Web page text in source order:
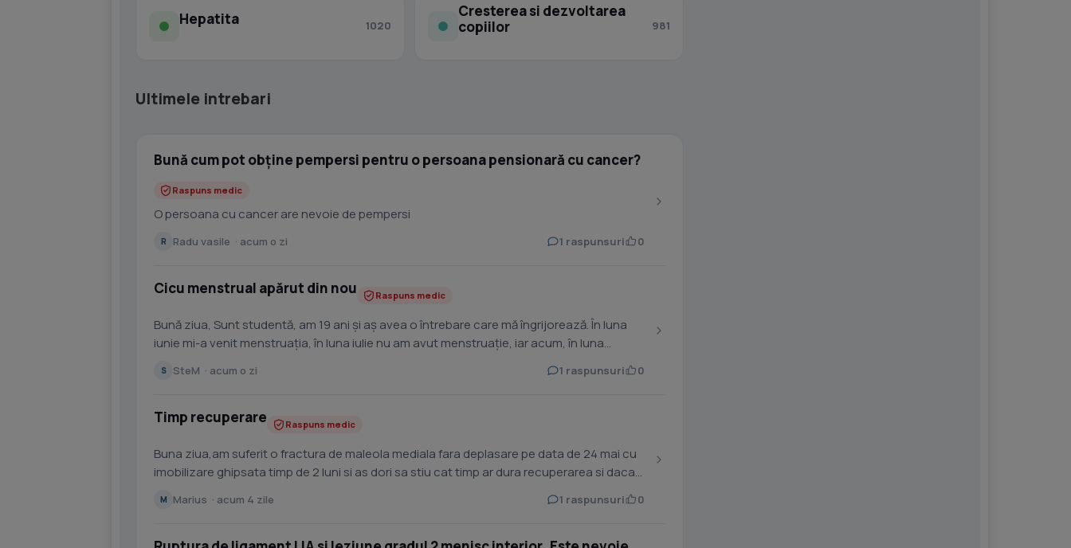
Hepatita 1020
Cresterea si dezvoltarea
copiilor
981
Ultimele intrebari
Bună cum pot obține pempersi pentru o persoana pensionară cu cancer?
Raspuns medic
O persoana cu cancer are nevoie de pempersi
R Radu vasile · acum o zi 1 raspunsuri 0
Cicu menstrual apărut din nou Raspuns medic
Bună ziua, Sunt studentă, am 19 ani și aș avea o întrebare care mă îngrijorează. În luna
iunie mi-a venit menstruația, în luna iulie nu am avut menstruație, iar acum, în luna
S SteM · acum o zi 1 raspunsuri 0
Timp recuperare Raspuns medic
Buna ziua,am suferit o fractura de maleola mediala fara deplasare pe data de 24 mai cu
imobilizare ghipsata timp de 2 luni si as dori sa stiu cat timp ar dura recuperarea si daca
M Marius · acum 4 zile 1 raspunsuri 0